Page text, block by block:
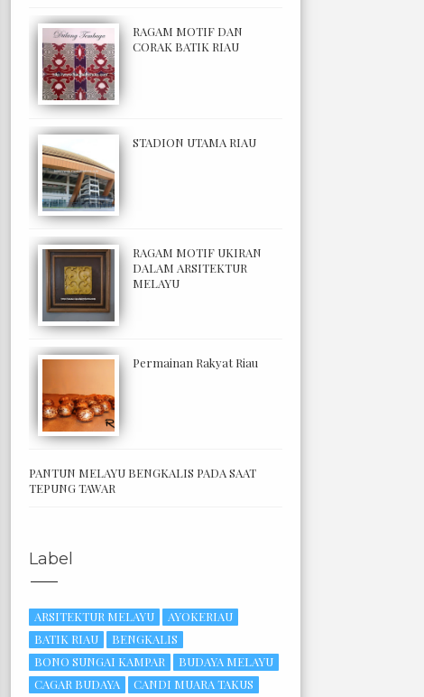
RAGAM MOTIF DAN
CORAK BATIK RIAU
STADION UTAMA RIAU
RAGAM MOTIF UKIRAN
DALAM ARSITEKTUR
MELAYU
Permainan Rakyat Riau
PANTUN MELAYU BENGKALIS PADA SAAT
TEPUNG TAWAR
Label
ARSITEKTUR MELAYU
AYOKERIAU
BATIK RIAU
BENGKALIS
BONO SUNGAI KAMPAR
BUDAYA MELAYU
CAGAR BUDAYA
CANDI MUARA TAKUS